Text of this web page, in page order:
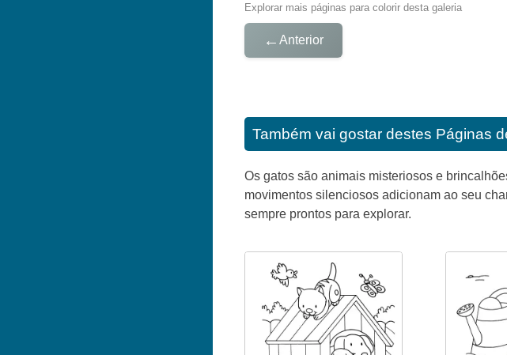
Explorar mais páginas para colorir desta galeria
← Anterior
Também vai gostar destes Páginas
Os gatos são animais misteriosos e
movimentos silenciosos adicionam ao seu
sempre prontos para explorar.